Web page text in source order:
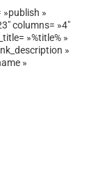
»
columns= »4″
»%title% »
»
»